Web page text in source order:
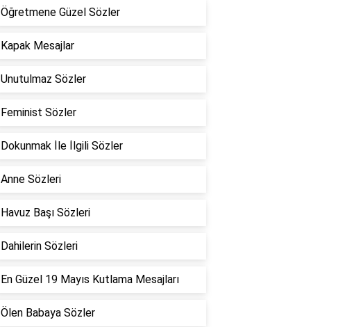
Öğretmene Güzel Sözler
Kapak Mesajlar
Unutulmaz Sözler
Feminist Sözler
Dokunmak İle İlgili Sözler
Anne Sözleri
Havuz Başı Sözleri
Dahilerin Sözleri
En Güzel 19 Mayıs Kutlama Mesajları
Ölen Babaya Sözler